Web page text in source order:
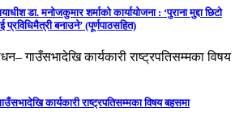
डा. मनोजकुमार शर्माको कार्यायोजना : ‘पुराना मुद्दा छिटो
बनाउने’ (पूर्णपाठसहित)
कार्यकारी राष्ट्रपतिसम्मका विषय बहसमा